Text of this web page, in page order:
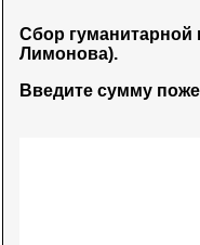
Сбор
Лимонова).
Введите сумму